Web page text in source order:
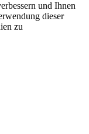
und Ihnen
dieser
zu